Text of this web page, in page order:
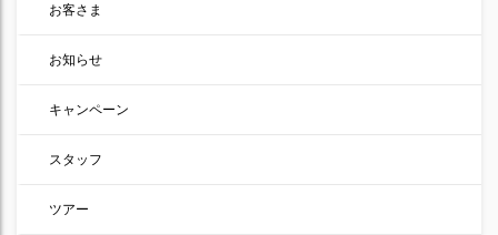
お客さま
お知らせ
キャンペーン
スタッフ
ツアー